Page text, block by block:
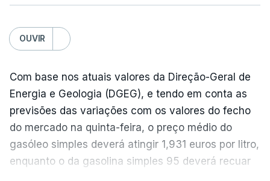
OUVIR
Com base nos atuais valores da Direção-Geral de
Energia e Geologia (DGEG), e tendo em conta as
previsões das variações com os valores do fecho
do mercado na quinta-feira, o preço médio do
gasóleo simples deverá atingir 1,931 euros por litro,
enquanto o da gasolina simples 95 deverá recuar